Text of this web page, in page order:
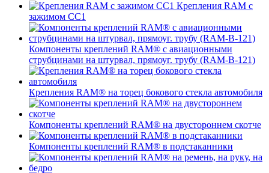
Крепления RAM с
зажимом СС1
Компоненты креплений RAM® с авиационными
струбцинами на штурвал, прямоуг. трубу (RAM-B-121)
Крепления RAM® на торец бокового стекла автомобиля
Компоненты креплений RAM® на двустороннем скотче
Компоненты креплений RAM® в подстаканники